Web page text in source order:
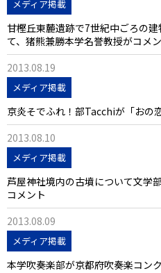
メディア掲載
甘樫丘東麓遺跡で7世紀中ごろの
て、猪熊兼勝本学名誉教授がコメ
2013.08.19
メディア掲載
京炎そでふれ！部Tacchiが「おの
2013.08.10
メディア掲載
芦屋神社境内の古墳について文学
コメント
2013.08.09
メディア掲載
本学吹奏楽部が京都府吹奏楽コン